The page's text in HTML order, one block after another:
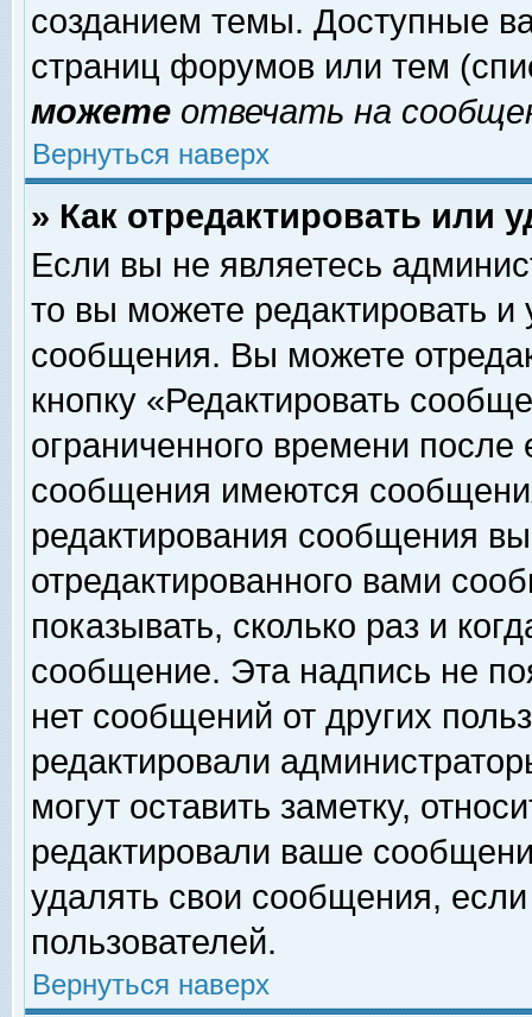
созданием темы. Доступные
страниц форумов или тем
можете отвечать на
Вернуться наверх
» Как отредактировать или
Если вы не являетесь
то вы можете редактировать и
сообщения. Вы можете
кнопку «Редактировать
ограниченного времени
сообщения имеются
редактирования сообщения
отредактированного вами
показывать, сколько раз и
сообщение. Эта надпись не
нет сообщений от других
редактировали
могут оставить заметку,
редактировали ваше
удалять свои сообщения,
пользователей.
Вернуться наверх